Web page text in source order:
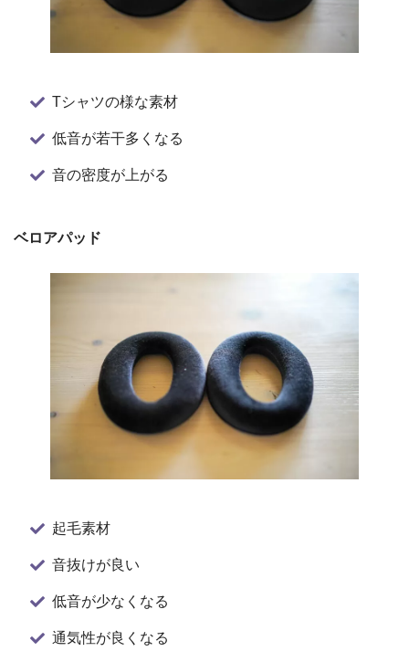
Tシャツの様な素材
低音が若干多くなる
音の密度が上がる
ベロアパッド
起毛素材
音抜けが良い
低音が少なくなる
通気性が良くなる